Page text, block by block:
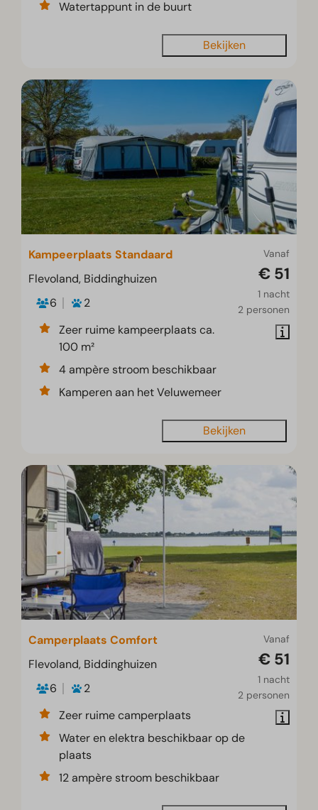
Watertappunt in de buurt
Bekijken
Vanaf
€ 51
1 nacht
2 personen
Kampeerplaats Standaard
Flevoland, Biddinghuizen
6
2
Zeer ruime kampeerplaats ca.
100 m²
4 ampère stroom beschikbaar
Kamperen aan het Veluwemeer
Bekijken
Vanaf
€ 51
1 nacht
2 personen
Camperplaats Comfort
Flevoland, Biddinghuizen
6
2
Zeer ruime camperplaats
Water en elektra beschikbaar op de
plaats
12 ampère stroom beschikbaar